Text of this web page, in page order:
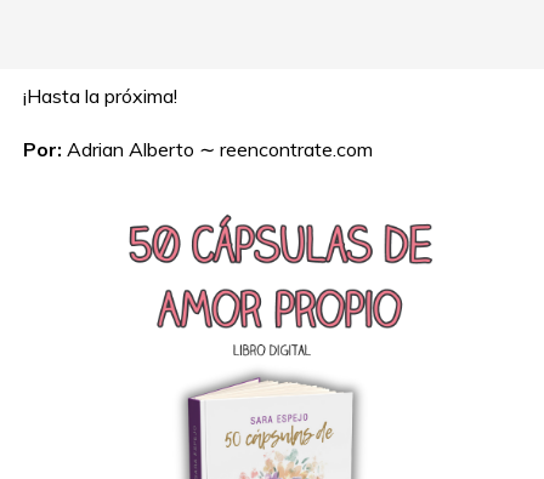
¡Hasta la próxima!
Por: Adrian Alberto ∼ reencontrate.com